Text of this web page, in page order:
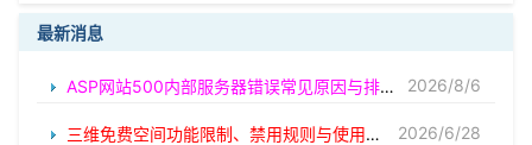
最新消息
ASP网站500内部服务器错误常见原因与排查方法 2026/8/6
三维免费空间功能限制、禁用规则与使用范围完整说明 2026/6/28